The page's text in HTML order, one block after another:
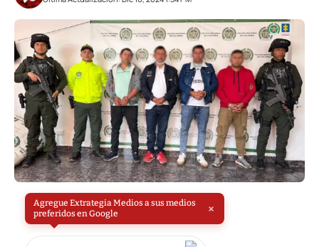
Agregue Extrategia Medios a sus medios
preferidos en Google
×